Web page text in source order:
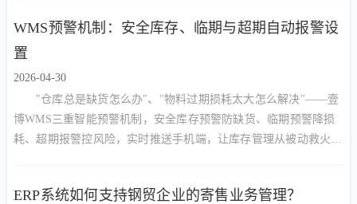
WMS预警机制：安全库存、临期与超期自动报警设
置
2026-04-30
"仓库总是缺货怎么办"、"物料过期损耗太大怎么解决"——壹
博WMS三重智能预警机制，安全库存预警防缺货、临期预警降损
耗、超期报警控风险，实时推送手机端，让库存管理从被动救火转
ERP系统如何支持钢贸企业的寄售业务管理？